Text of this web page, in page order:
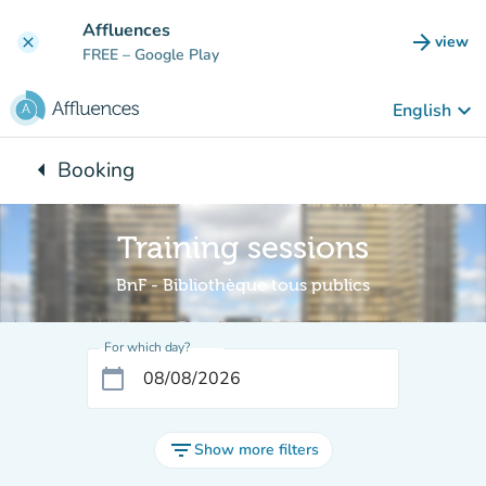
clear Affluences
FREE – Google Play arrow_forward view
(new
English keyboard_arrow_down
arrow_leftBack to:
Booking
Training sessions
BnF - Bibliothèque tous publics
For which day?
calendar_today
filter_listShow more filters